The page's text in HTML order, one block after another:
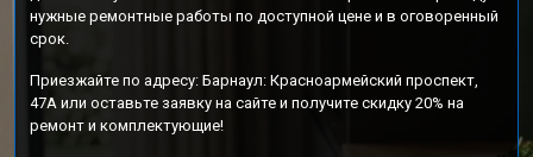
нужные ремонтные работы по доступной цене и в оговоренный
срок.
Приезжайте по адресу: Барнаул: Красноармейский проспект,
47А или оставьте заявку на сайте и получите скидку 20% на
ремонт и комплектующие!